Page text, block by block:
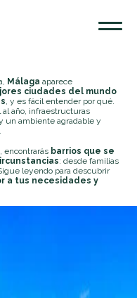
Málaga aparece
ciudades del mundo
, y es fácil entender por qué.
al año, infraestructuras
un ambiente agradable y
encontrarás barrios que se
: desde familias
leyendo para descubrir
a tus necesidades y